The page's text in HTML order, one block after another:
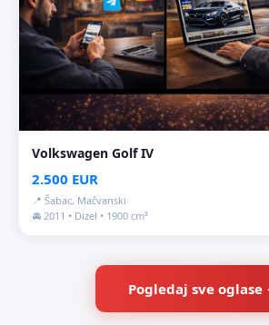
Volkswagen Golf IV
2.500 EUR
📍 Šabac, Mačvanski
🚘 2011 • Dizel • 1900 cm³
Pogledaj sve oglase